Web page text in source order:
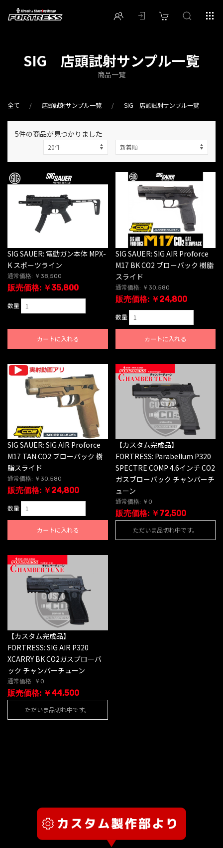
SIG 店頭試射サンプル一覧
商品一覧
全て 店頭試射サンプル一覧 SIG 店頭試射サンプル一覧
5件の商品が見つかりました
SIG SAUER: 電動ガン本体 MPX-
K スポーツライン
通常価格: ￥38,500
販売価格: ￥35,800
数量
カートに入れる
SIG SAUER: SIG AIR Proforce
M17 BK CO2 ブローバック 樹脂
スライド
通常価格: ￥30,580
販売価格: ￥24,800
数量
カートに入れる
SIG SAUER: SIG AIR Proforce
M17 TAN CO2 ブローバック 樹
脂スライド
通常価格: ￥30,580
販売価格: ￥24,800
数量
カートに入れる
【カスタム完成品】
FORTRESS: Parabellum P320
SPECTRE COMP 4.6インチ CO2
ガスブローバック チャンバーチ
ューン
通常価格: ￥0
販売価格: ￥72,500
ただいま品切れ中です。
【カスタム完成品】
FORTRESS: SIG AIR P320
XCARRY BK CO2ガスブローバ
ック チャンバーチューン
通常価格: ￥0
販売価格: ￥44,500
ただいま品切れ中です。